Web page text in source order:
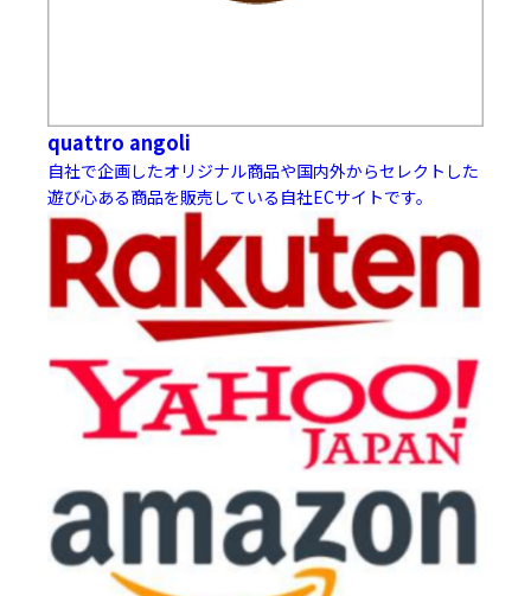
quattro angoli
自社で企画したオリジナル商品や国内外からセレクトした
遊び心ある商品を販売している自社ECサイトです。